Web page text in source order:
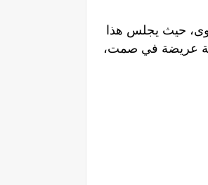
حيث يجلس هذا
ابتسامة عريضة في صمت،